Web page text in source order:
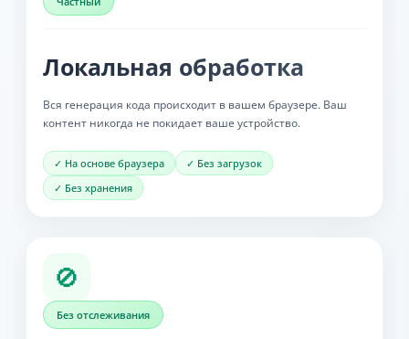
Локальная обработка
Вся генерация кода происходит в вашем браузере. Ваш
контент никогда не покидает ваше устройство.
✓ На основе браузера
✓ Без загрузок
✓ Без хранения
🚫
Без отслеживания